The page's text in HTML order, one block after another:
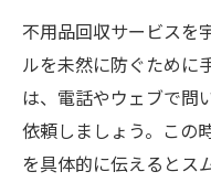
不用品回収サービスを
ルを未然に防ぐために
は、電話やウェブで問
依頼しましょう。この
を具体的に伝えるとス